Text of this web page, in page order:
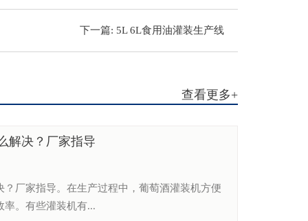
下一篇: 5L 6L食用油灌装生产线
查看更多+
解决？厂家指导
厂家指导。​在生产过程中，葡萄酒灌装机方便
率。有些灌装机有...